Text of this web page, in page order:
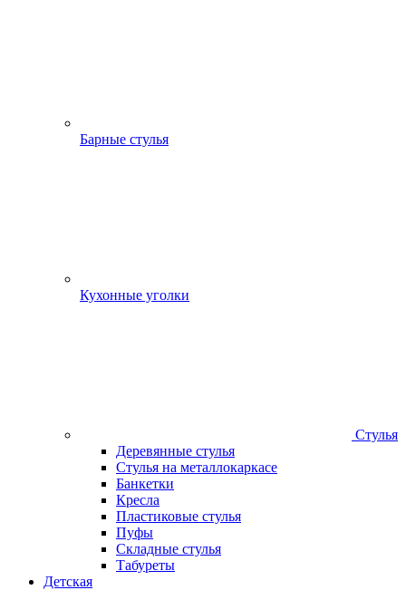
Барные стулья
Кухонные уголки
Стулья
Деревянные стулья
Стулья на металлокаркасе
Банкетки
Кресла
Пластиковые стулья
Пуфы
Складные стулья
Табуреты
Детская